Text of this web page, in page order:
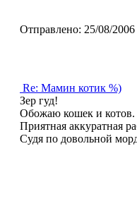
Отправлено: 25/08/
Re: Мамин котик %)
Зер гуд!
Обожаю кошек и котов.
Приятная аккуратная
Судя по довольной